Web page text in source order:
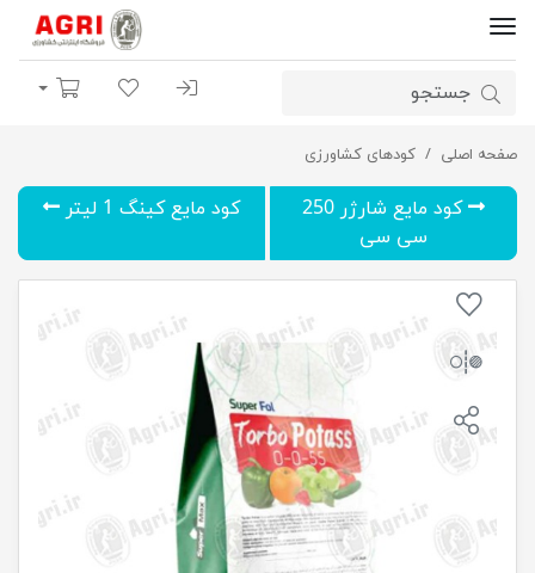
ورود | ثبت نام
لیست مورد علاقه
سبد خرید
صفحه اصلی کودهای کشاورزیکود توربو پتاس 1 کیلوگرم
کود مایع شارژر 250
سی سی
کود مایع کینگ 1 لیتر